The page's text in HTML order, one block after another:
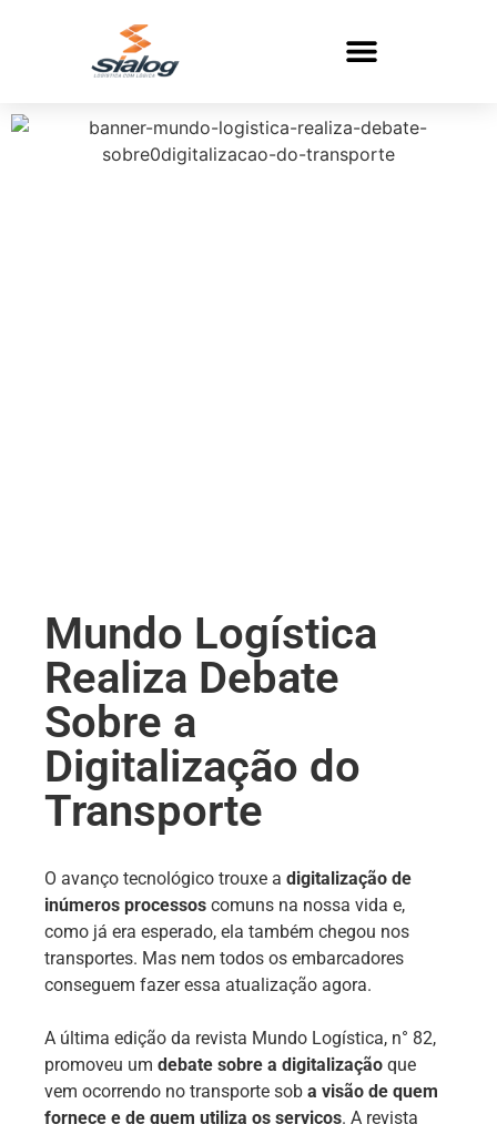
Mundo Logística
Realiza Debate
Sobre a
Digitalização do
Transporte
O avanço tecnológico trouxe a digitalização de
inúmeros processos comuns na nossa vida e,
como já era esperado, ela também chegou nos
transportes. Mas nem todos os embarcadores
conseguem fazer essa atualização agora.
A última edição da revista Mundo Logística, n° 82,
promoveu um debate sobre a digitalização que
vem ocorrendo no transporte sob a visão de quem
fornece e de quem utiliza os serviços. A revista